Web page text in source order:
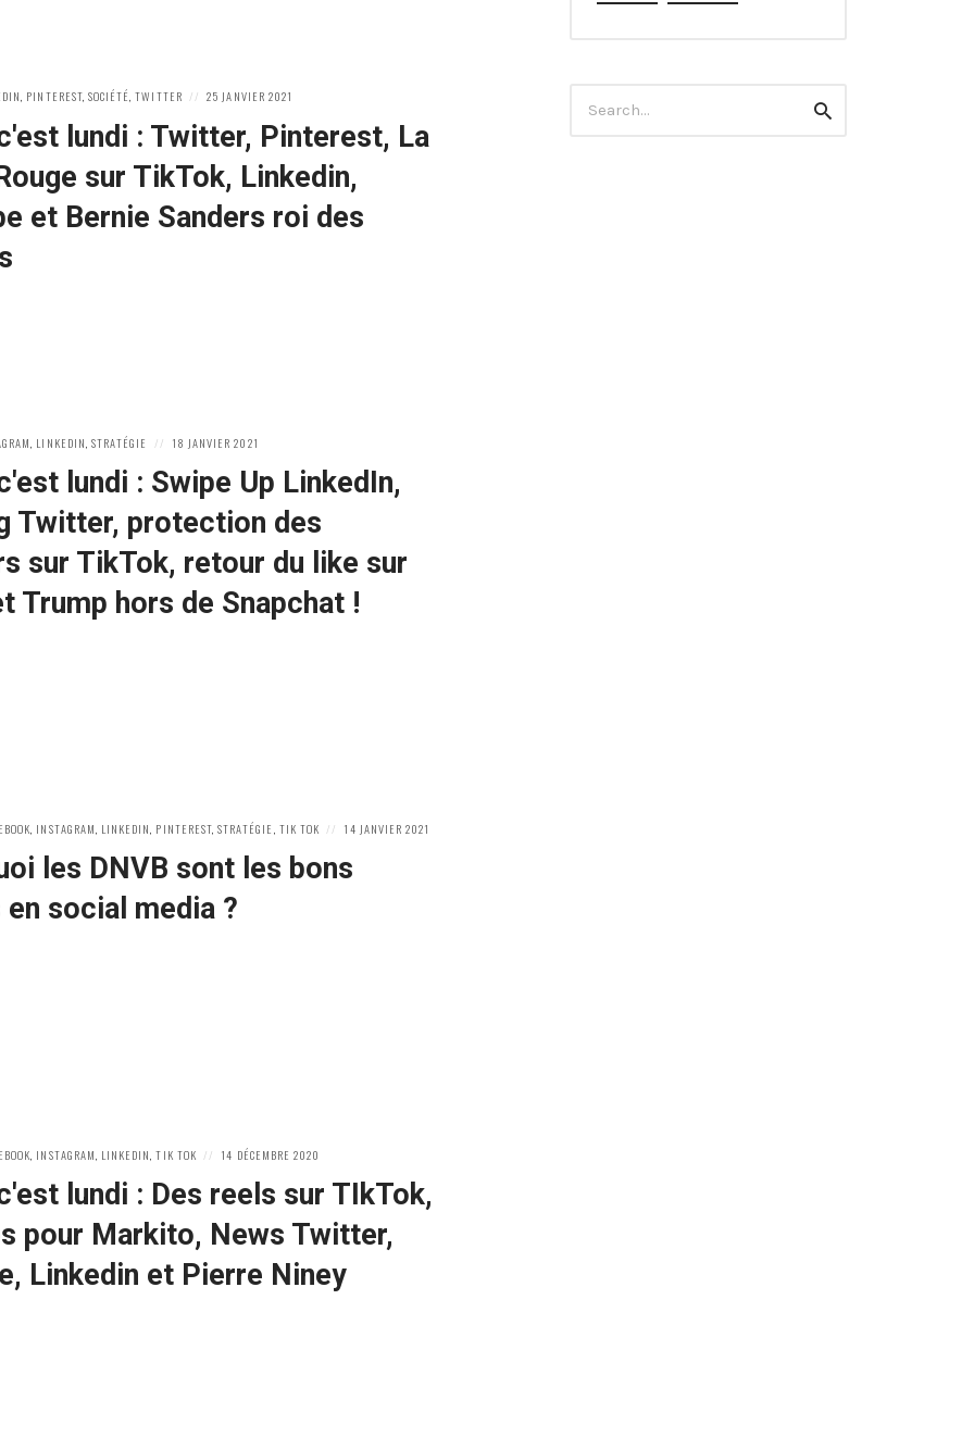
, PINTEREST, SOCIÉTÉ,TWITTER
POSTED
25 JANVIER 2021
lundi : Twitter, Pinterest, La
sur TikTok, Linkedin,
et Bernie Sanders roi des
LINKEDIN STRATÉGIE
POSTED
18 JANVIER 2021
lundi : Swipe Up LinkedIn,
Twitter, protection des
sur TikTok, retour du like sur
Trump hors de Snapchat !
INSTAGRAM LINKEDIN PINTEREST,STRATÉGIE TIK TOK
POSTED
14 JANVIER 2021
les DNVB sont les bons
en social media ?
INSTAGRAM LINKEDIN ,TIK TOK
POSTED
14 DÉCEMBRE 2020
lundi : Des reels sur TIkTok,
pour Markito, News Twitter,
Linkedin et Pierre Niney
for:
Search